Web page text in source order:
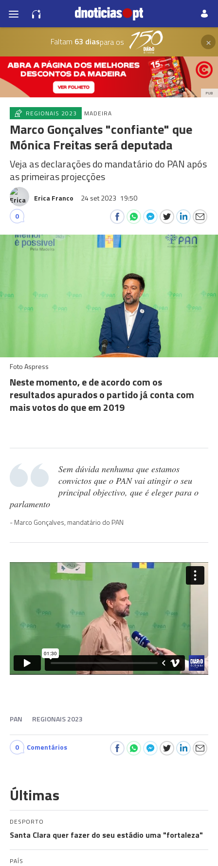
Faltam 63 diaspara os ×
PUB
REGIONAIS 2023 MADEIRA
Marco Gonçalves "confiante" que
Mónica Freitas será deputada
Veja as declarações do mandatário do PAN após
as primeiras projecções
Erica Franco 24 set 2023 19:50
0
Foto Aspress
Neste momento, e de acordo com os
resultados apurados o partido já conta com
mais votos do que em 2019
Sem dúvida nenhuma que estamos
convictos que o PAN vai atingir o seu
principal objectivo, que é eleger para o
parlamento
Marco Gonçalves, mandatário do PAN
PAN REGIONAIS 2023
0 Comentários
Últimas
DESPORTO
Santa Clara quer fazer do seu estádio uma "fortaleza"
PAÍS